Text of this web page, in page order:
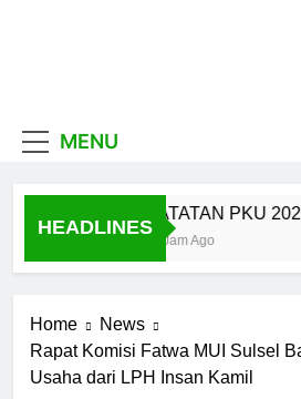
MENU
HEADLINES
CATATAN PKU
18 Jam Ago
Home
News
Rapat Komisi Fatwa MUI Sulsel
Usaha dari LPH Insan Kamil